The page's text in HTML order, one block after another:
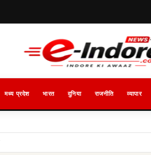
मध्य प्रदेश भारत दुनिया राजनीति व्यापार